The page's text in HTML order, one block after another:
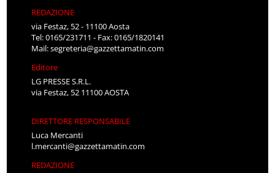
REDAZIONE
via Festaz, 52 - 11100 Aosta
Tel: 0165/231711 - Fax: 0165/1820141
Mail:segreteria@gazzettamatin.com
Editore
LG PRESSE S.R.L.
via Festaz, 52 11100 AOSTA
DIRETTORE RESPONSABILE
Luca Mercanti
l.mercanti@gazzettamatin.com
REDAZIONE